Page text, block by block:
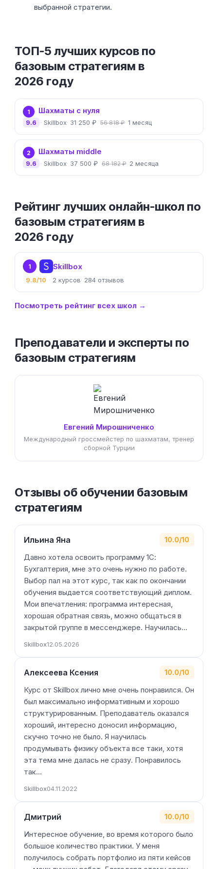
выбранной стратегии.
ТОП-5 лучших курсов по
базовым стратегиям в
2026 году
1 Шахматы с нуля
Skillbox 31 250 ₽ 56 818 ₽ 1 месяц
9.6
2 Шахматы middle
Skillbox 37 500 ₽ 68 182 ₽ 2 месяца
9.6
Рейтинг лучших онлайн-школ по
базовым стратегиям в
2026 году
1 Skillbox
9.8/10 2 284
Посмотреть рейтинг всех школ →
Преподаватели и эксперты по
базовым стратегиям
Евгений Мирошниченко
Международный гроссмейстер по шахматам, тренер
сборной Турции
Отзывы об обучении базовым
стратегиям
Ильина Яна 10.0/10
Давно хотела освоить программу 1С:
Бухгалтерия, мне это очень нужно по работе.
Выбор пал на этот курс, так как по окончании
обучения выдается соответствующий диплом.
Мои впечатления: программа интересная,
хорошая обратная связь, можно общаться в
закрытой группе в мессенджере. Научилась…
Skillbox12.05.2026
Алексеева Ксения 10.0/10
Курс от Skillbox лично мне очень понравился. Он
был максимально информативным и хорошо
структурированным. Преподаватель оказался
хороший, интересно доносил информацию,
скучно точно не было. Я научилась
продумывать физику объекта все таки, хотя
эта тема мне далась не сразу. Понравилось
так…
Skillbox04.11.2022
Дмитрий 10.0/10
Интересное обучение, во время которого было
большое количество практики. У меня
получилось собрать портфолио из пяти кейсов